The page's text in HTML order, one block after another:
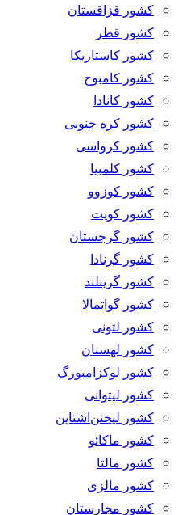
کشور قزاقستان
کشور قطر
کشور کاستاریکا
کشور کامبوج
کشور کانادا
کشور کره جنوبی
کشور کرواسی
کشور کلمبیا
کشور کوزوو
کشور کویت
کشور گرجستان
کشور گرنادا
کشور گرینلند
کشور گواتمالا
کشور لتونی
کشور لهستان
کشور لوکزامبورگ
کشور لیتوانی
کشور لیختن‌اشتاین
کشور ماکائو
کشور مالتا
کشور مالزی
کشور مجارستان